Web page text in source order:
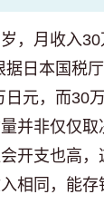
，月收入
据日本国税
元，而30
并非仅仅
开支也高，
相同，能